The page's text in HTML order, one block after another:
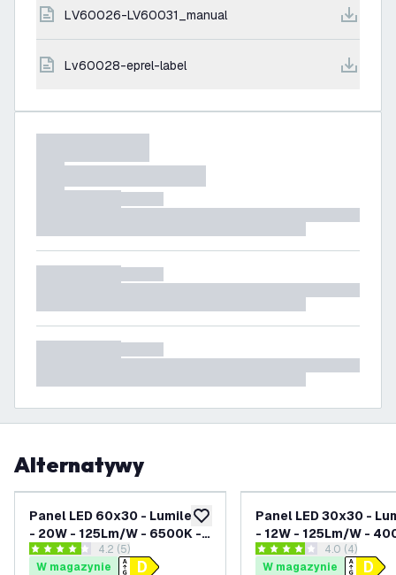
LV60026-LV60031_manual
lv60028-eprel-label
Alternatywy
dodaj do listy życzeń
Panel LED 60x30 - Lumileds
- 20W - 125Lm/W - 6500K -
5 lat gwarancjiotwórz panel recenzji
4.2 Gwiazdki oceny
4.2 (5)
W magazynie
Panel LED 30x30 -
- 12W - 125Lm/W -
lat gwarancji
otwórz
4 Gwiazdki oceny
4.0 (4)
W magazynie